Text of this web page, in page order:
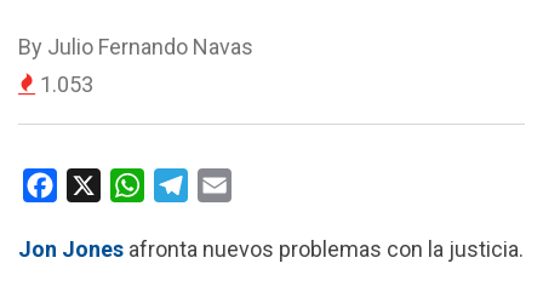
By Julio Fernando Navas
1.053
c
W
a
l
a
Jon Jones afronta nuevos problemas con la justicia.